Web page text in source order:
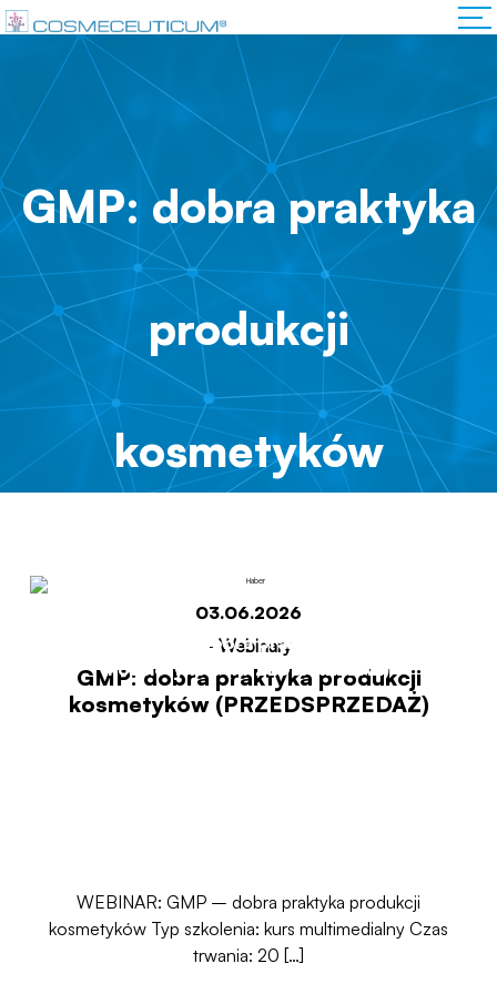
GMP: dobra praktyka
produkcji
kosmetyków
(PRZEDSPRZEDAŻ)
GMP: dobra praktyka produkcji
kosmetyków (PRZEDSPRZEDAŻ)
03.06.2026
- Webinary
GMP: dobra praktyka produkcji
kosmetyków (PRZEDSPRZEDAŻ)
WEBINAR: GMP – dobra praktyka produkcji
kosmetyków Typ szkolenia: kurs multimedialny Czas
trwania: 20 […]